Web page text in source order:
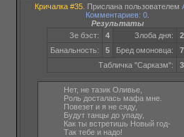
Кричалка #35. Прислана пользователем
Комментариев: 0.
Результаты
Зе бэст:
4 Злоба дня:
2
Банальность:
5 Бред омоновца:
7
Табличка "Сарказм":
3
Нет, не тазик Оливье,
Роль досталась мафа мне.
Повезет и я не сяду,
Будут танцы до упаду,
Как ты встретишь Новый год-
Так тебе и надо!